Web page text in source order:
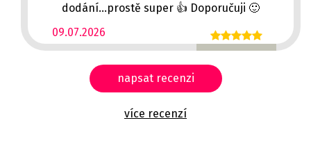
09.07.2026
dodání...prostě super 👍 Doporučuji 🙂
napsat recenzi
více recenzí